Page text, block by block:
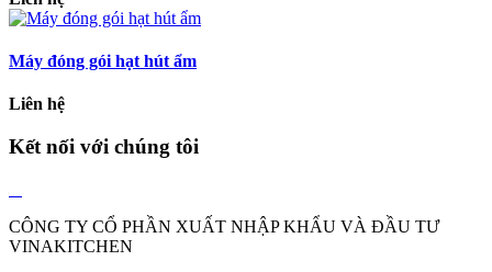
Máy đóng gói hạt hút ẩm
Liên hệ
Kết nối với chúng tôi
CÔNG TY CỔ PHẦN XUẤT NHẬP KHẨU VÀ ĐẦU TƯ
VINAKITCHEN